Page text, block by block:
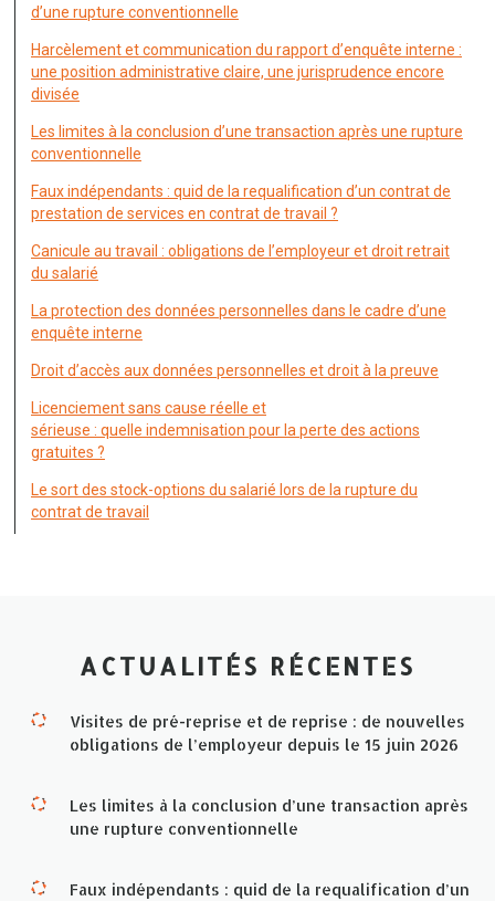
d’une rupture conventionnelle
Harcèlement et communication du rapport d’enquête interne :
une position administrative claire, une jurisprudence encore
divisée
Les limites à la conclusion d’une transaction après une rupture
conventionnelle
Faux indépendants : quid de la requalification d’un contrat de
prestation de services en contrat de travail ?
Canicule au travail : obligations de l’employeur et droit retrait
du salarié
La protection des données personnelles dans le cadre d’une
enquête interne
Droit d’accès aux données personnelles et droit à la preuve
Licenciement sans cause réelle et
sérieuse : quelle indemnisation pour la perte des actions
gratuites ?
Le sort des stock-options du salarié lors de la rupture du
contrat de travail
ACTUALITÉS RÉCENTES
Visites de pré-reprise et de reprise : de nouvelles
obligations de l’employeur depuis le 15 juin 2026
Les limites à la conclusion d’une transaction après
une rupture conventionnelle
Faux indépendants : quid de la requalification d’un